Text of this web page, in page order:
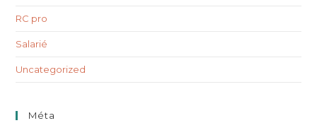
RC pro
Salarié
Uncategorized
Méta